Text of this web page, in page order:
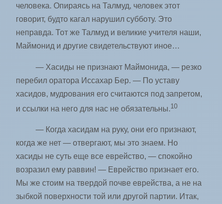
человека. Опираясь на Талмуд, человек этот
говорит, будто кагал нарушил субботу. Это
неправда. Тот же Талмуд и великие учителя наши,
Маймонид и другие свидетельствуют иное…
— Хасиды не признают Маймонида, — резко
перебил оратора Иссахар Бер. — По уставу
хасидов, мудрования его считаются под запретом,
и ссылки на него для нас не обязательны.10
— Когда хасидам на руку, они его признают,
когда же нет — отвергают, мы это знаем. Но
хасиды не суть еще все еврейство, — спокойно
возразил ему раввин! — Еврейство признает его.
Мы же стоим на твердой почве еврейства, а не на
зыбкой поверхности той или другой партии. Итак,